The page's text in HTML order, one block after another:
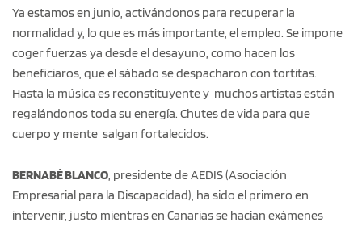
Ya estamos en junio, activándonos para recuperar la
normalidad y, lo que es más importante, el empleo. Se impone
coger fuerzas ya desde el desayuno, como hacen los
beneficiaros, que el sábado se despacharon con tortitas.
Hasta la música es reconstituyente y muchos artistas están
regalándonos toda su energía. Chutes de vida para que
cuerpo y mente salgan fortalecidos.
BERNABÉ BLANCO , presidente de AEDIS (Asociación
Empresarial para la Discapacidad), ha sido el primero en
intervenir, justo mientras en Canarias se hacían exámenes